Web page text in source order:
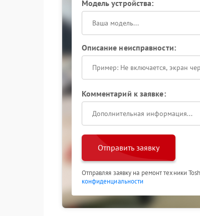
Модель устройства:
Описание неисправности:
Комментарий к заявке:
Отправить заявку
Отправляя заявку на ремонт техники
конфиденциальности